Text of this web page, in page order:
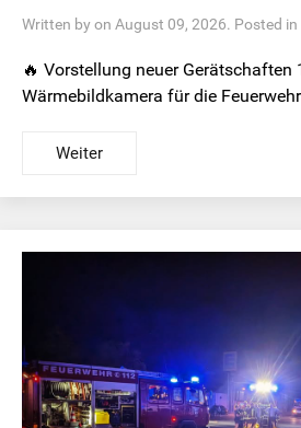
Written by on August 09, 2026. Posted in
🔥 Vorstellung neuer Gerätschaften
Wärmebildkamera für die
Weiter